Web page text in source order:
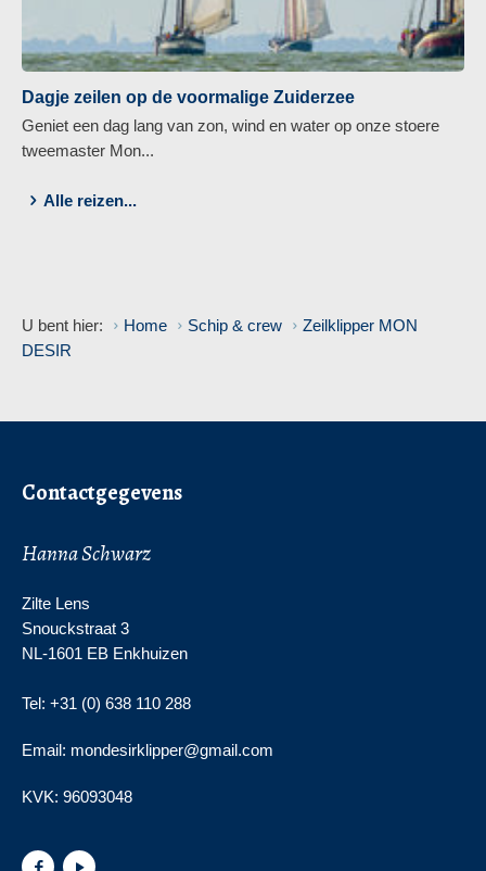
Alle reizen...
Dagje zeilen op de voormalige Zuiderzee
Geniet een dag lang van zon, wind en water op onze stoere
tweemaster Mon...
U bent hier: Home Schip & crew
Zeilklipper MON
DESIR
Contactgegevens
Hanna Schwarz
Zilte Lens
Snouckstraat 3
NL-1601 EB Enkhuizen
Tel: +31 (0) 638 110 288
Email: mondesirklipper@gmail.com
KVK: 96093048